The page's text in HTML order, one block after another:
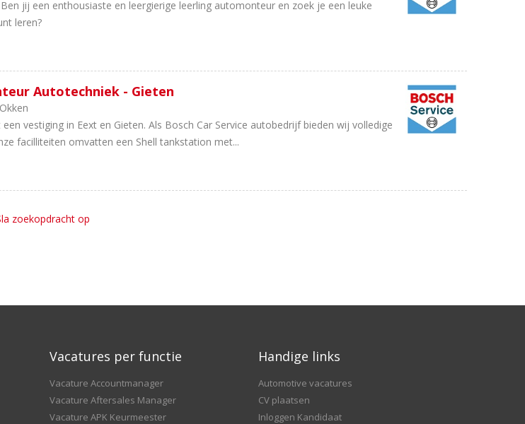
jij een enthousiaste en leergierige leerling automonteur en zoek je een leuke
leren?
Autotechniek - Gieten
vestiging in Eext en Gieten. Als Bosch Car Service autobedrijf bieden wij volledige
facilliteiten omvatten een Shell tankstation met...
zoekopdracht op
Vacatures per functie
Vacature Accountmanager
Vacature Aftersales Manager
Vacature APK Keurmeester
Handige links
Automotive vacatures
CV plaatsen
Inloggen Kandidaat